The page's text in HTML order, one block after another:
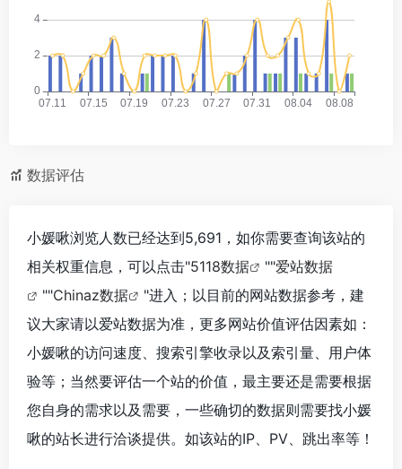
数据评估
小媛啾浏览人数已经达到5,691，如你需要查询该站的
相关权重信息，可以点击"5118数据 ""爱站数据
""Chinaz数据
"进入；以目前的网站数据参考，建
议大家请以爱站数据为准，更多网站价值评估因素如：
小媛啾的访问速度、搜索引擎收录以及索引量、用户体
验等；当然要评估一个站的价值，最主要还是需要根据
您自身的需求以及需要，一些确切的数据则需要找小媛
啾的站长进行洽谈提供。如该站的IP、PV、跳出率等！